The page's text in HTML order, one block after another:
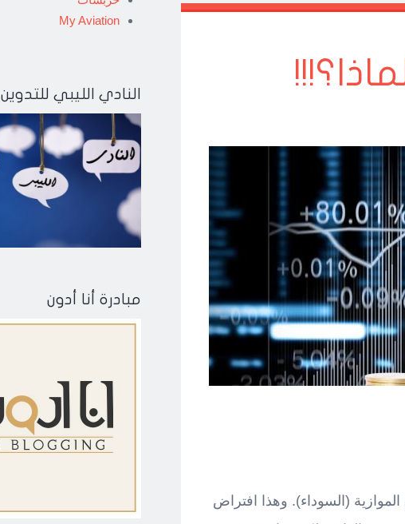
في السوق الموازية (السوداء). وهذا افتراض
My Aviation
النادي الليبي للتدوين
مبادرة أنا أدون